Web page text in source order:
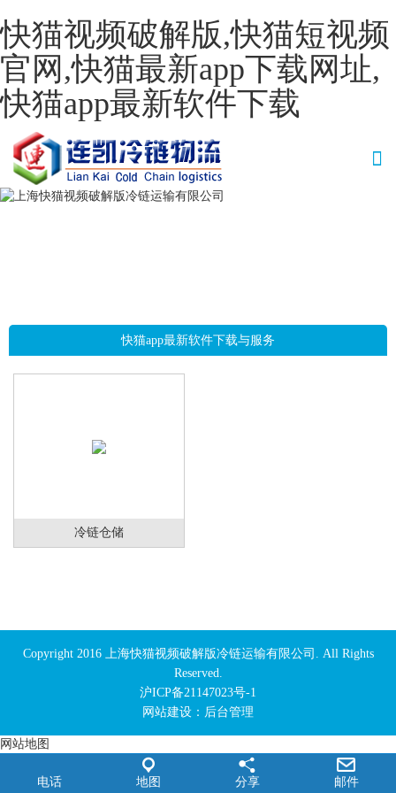
快猫视频破解版,快猫短视频
官网,快猫最新app下载网址,
快猫app最新软件下载
快猫app最新软件下载与服务
冷链仓储
Copyright 2016 上海快猫视频破解版冷链运输有限公司. All Rights
Reserved.
沪ICP备21147023号-1
网站建设： 后台管理
电话 地图 分享 邮件
网站地图